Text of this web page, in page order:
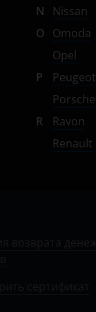
N
Nissan
O
Omoda
Opel
P
Peugeot
Porsche
R
Ravon
Renault